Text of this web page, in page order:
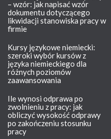
– wzór: jak napisać wzór
dokumentu dotyczącego
likwidacji stanowiska pracy w
firmie
Kursy językowe niemiecki:
szeroki wybór kursów z
języka niemieckiego dla
różnych poziomów
zaawansowania
Ile wynosi odprawa po
zwolnieniu z pracy: jak
obliczyć wysokość odprawy
po zakończeniu stosunku
pracy